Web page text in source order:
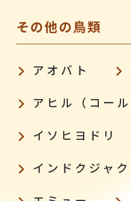
その他の鳥類
アオバト
アヒル（コール
イソヒヨドリ
インドクジャク